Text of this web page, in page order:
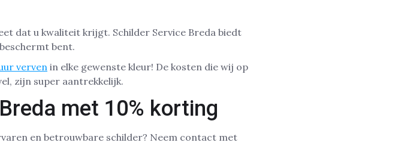
dat u kwaliteit krijgt. Schilder Service Breda biedt
bent.
verven in elke gewenste kleur! De kosten die wij op
zijn super aantrekkelijk.
met 10% korting
en betrouwbare schilder? Neem contact met